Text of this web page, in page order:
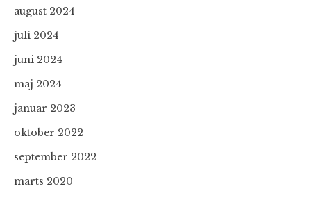
august 2024
juli 2024
juni 2024
maj 2024
januar 2023
oktober 2022
september 2022
marts 2020